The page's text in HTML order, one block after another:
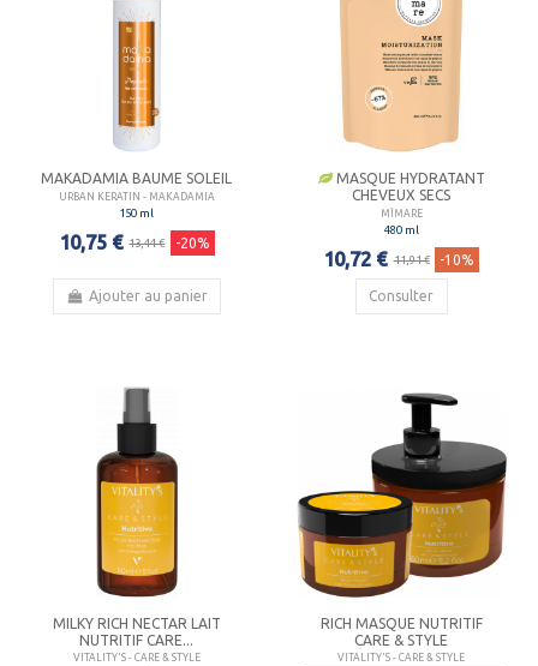
MAKADAMIA BAUME SOLEIL
URBAN KERATIN - MAKADAMIA
150 ml
10,75 € 13,44 € -20%
Ajouter au panier
MASQUE HYDRATANT
CHEVEUX SECS
MÏMARE
480 ml
10,72 € 11,91 € -10%
Consulter
MILKY RICH NECTAR LAIT
NUTRITIF CARE...
VITALITY'S - CARE & STYLE
RICH MASQUE NUTRITIF
CARE & STYLE
VITALITY'S - CARE & STYLE